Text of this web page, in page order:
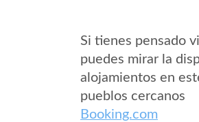
Si tienes pensado
puedes mirar la
alojamientos en
pueblos cercanos
Booking.com